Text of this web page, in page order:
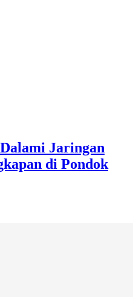
Jaringan
di Pondok